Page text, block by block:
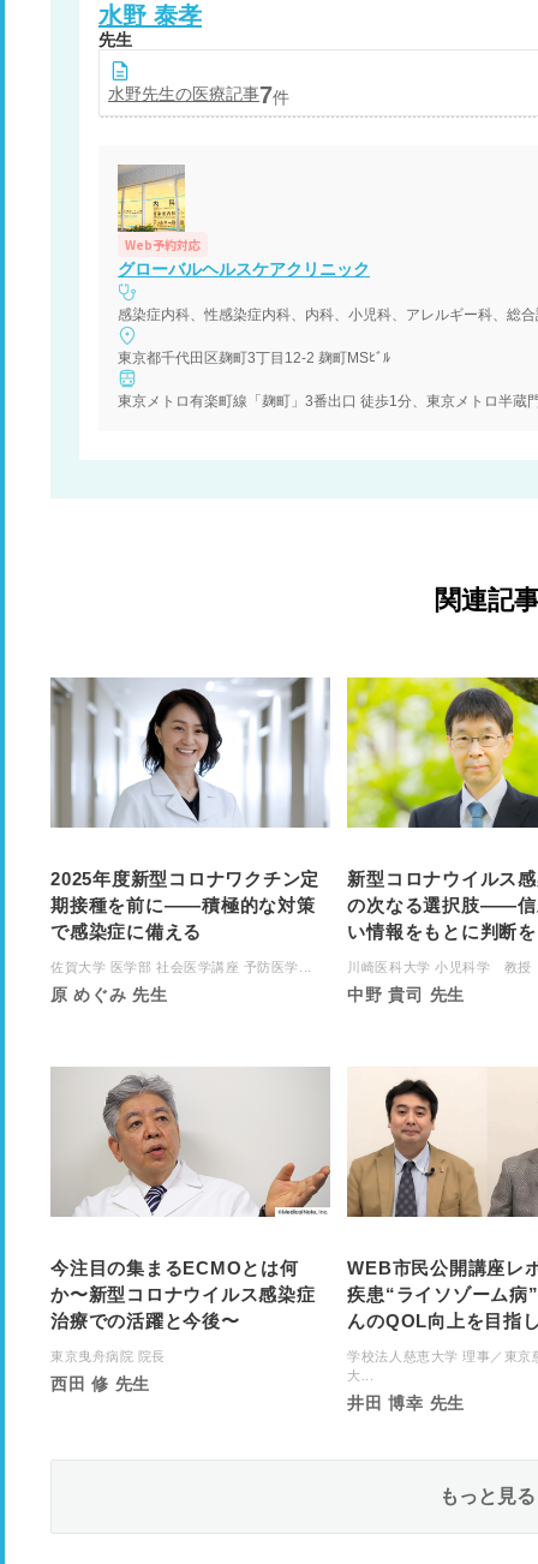
水野 泰孝
先生
水野先生の医療記事7件
Web予約対応
グローバルヘルスケアクリニック
感染症内科、性感染症内科、内科、小児科、アレルギー科、総
東京都千代田区麹町3丁目12-2 麹町MSﾋﾞﾙ
東京メトロ有楽町線「麹町」3番出口 徒歩1分、東京メトロ半蔵
関連記
2025年度新型コロナワクチン定
期接種を前に――積極的な対策
で感染症に備える
佐賀大学 医学部 社会医学講座 予防医学...
原 めぐみ 先生
新型コロナウイルス
の次なる選択肢――信
い情報をもとに判断を
川崎医科大学 小児科学 教授
中野 貴司 先生
今注目の集まるECMOとは何
か〜新型コロナウイルス感染症
治療での活躍と今後〜
東京曳舟病院 院長
西田 修 先生
WEB市民公開講座レ
疾患“ライソゾーム病
んのQOL向上を目指
学校法人慈恵大学 理事／東京
大...
井田 博幸 先生
もっと見る